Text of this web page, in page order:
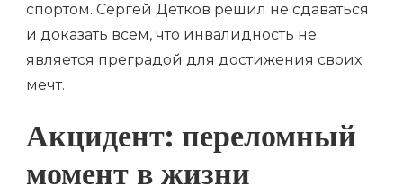
спортом. Сергей Детков решил не сдаваться
и доказать всем, что инвалидность не
является преградой для достижения своих
мечт.
Акцидент: переломный
момент в жизни